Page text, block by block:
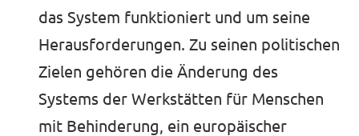
das System funktioniert und um seine
Herausforderungen. Zu seinen politischen
Zielen gehören die Änderung des
Systems der Werkstätten für Menschen
mit Behinderung, ein europäischer